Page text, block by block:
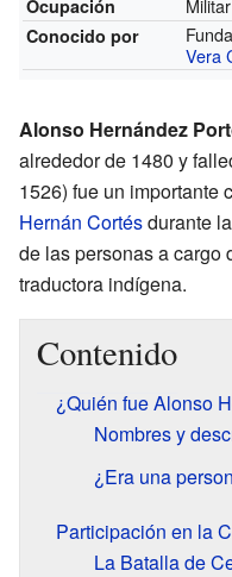
Ocupación
Conocido por
Vera
Alonso Hernández
alrededor de 1480 y
1526) fue un importante
Hernán Cortésdurante la
de las personas a cargo
traductora indígena.
Contenido
¿Quién fue Alonso
Nombres y
¿Era una
Participación en la
La Batalla de